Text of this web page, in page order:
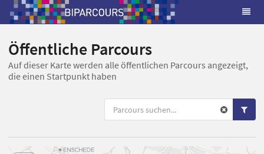
Öffentliche Parcours
Auf dieser Karte werden alle öffentlichen Parcours angezeigt,
die einen Startpunkt haben